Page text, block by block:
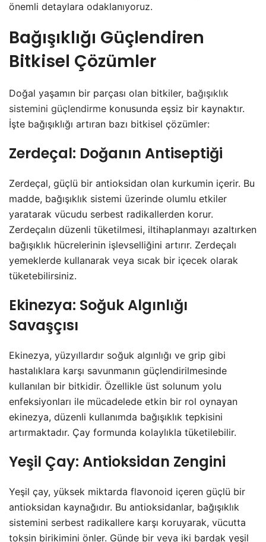
önemli detaylara odaklanıyoruz.
Bağışıklığı Güçlendiren
Bitkisel Çözümler
Doğal yaşamın bir parçası olan bitkiler, bağışıklık
sistemini güçlendirme konusunda eşsiz bir kaynaktır.
İşte bağışıklığı artıran bazı bitkisel çözümler:
Zerdeçal: Doğanın Antiseptiği
Zerdeçal, güçlü bir antioksidan olan kurkumin içerir. Bu
madde, bağışıklık sistemi üzerinde olumlu etkiler
yaratarak vücudu serbest radikallerden korur.
Zerdeçalın düzenli tüketilmesi, iltihaplanmayı azaltırken
bağışıklık hücrelerinin işlevselliğini artırır. Zerdeçalı
yemeklerde kullanarak veya sıcak bir içecek olarak
tüketebilirsiniz.
Ekinezya: Soğuk Algınlığı
Savaşçısı
Ekinezya, yüzyıllardır soğuk algınlığı ve grip gibi
hastalıklara karşı savunmanın güçlendirilmesinde
kullanılan bir bitkidir. Özellikle üst solunum yolu
enfeksiyonları ile mücadelede etkin bir rol oynayan
ekinezya, düzenli kullanımda bağışıklık tepkisini
artırmaktadır. Çay formunda kolaylıkla tüketilebilir.
Yeşil Çay: Antioksidan Zengini
Yeşil çay, yüksek miktarda flavonoid içeren güçlü bir
antioksidan kaynağıdır. Bu antioksidanlar, bağışıklık
sistemini serbest radikallere karşı koruyarak, vücutta
toksin birikimini önler. Günde bir veya iki bardak yeşil